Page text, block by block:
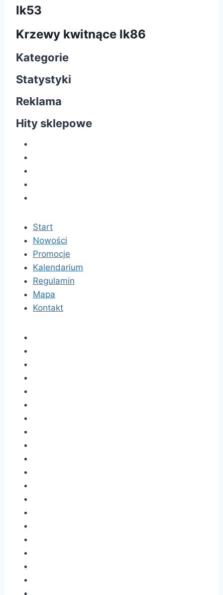
Ik53
Krzewy kwitnące lk86
Kategorie
Statystyki
Reklama
Hity sklepowe
Start
Nowości
Promocje
Kalendarium
Regulamin
Mapa
Kontakt